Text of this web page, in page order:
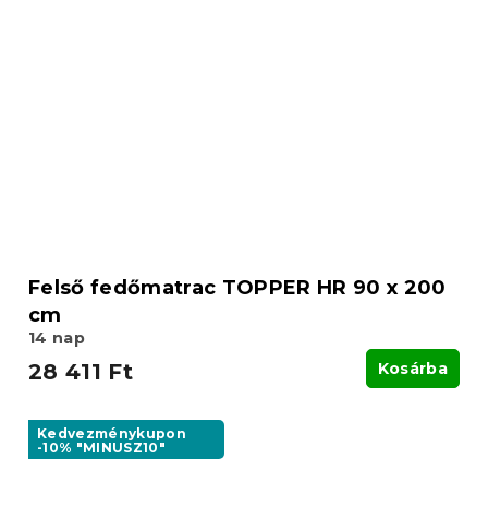
Felső fedőmatrac TOPPER HR 90 x 200
cm
14 nap
28 411 Ft Kosárba
Kedvezménykupon
-10% "MINUSZ10"